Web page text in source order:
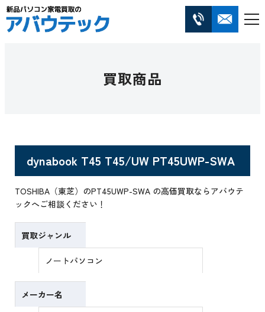
買取商品
dynabook T45 T45/UW PT45UWP-SWA
TOSHIBA（東芝）のPT45UWP-SWA の高価買取ならアバウテ
ックへご相談ください！
買取ジャンル
ノートパソコン
メーカー名